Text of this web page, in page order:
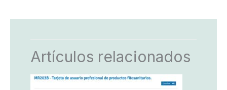
Artículos relacionados